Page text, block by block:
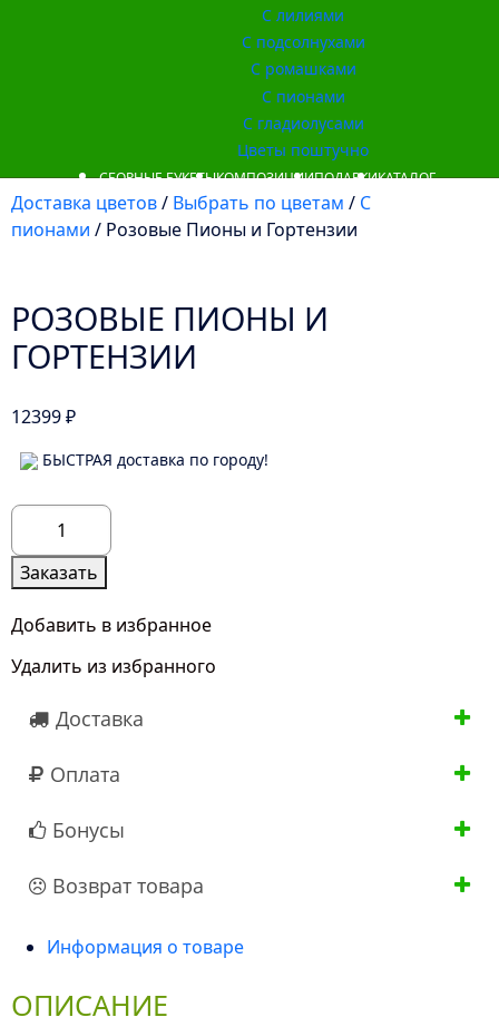
С лилиями
С подсолнухами
С ромашками
С пионами
С гладиолусами
Цветы поштучно
СБОРНЫЕ БУКЕТЫКОМПОЗИЦИИПОДАРКИКАТАЛОГ
Доставка цветов/ Выбрать по цветам / С
пионами / Розовые Пионы и Гортензии
РОЗОВЫЕ ПИОНЫ И
ГОРТЕНЗИИ
12399₽
БЫСТРАЯ доставка по городу!
Количество
товара
Розовые
Пионы
и
Заказать
Добавить в избранное
Удалить из избранного
Доставка
Оплата
Бонусы
Возврат товара
Информация о товаре
ОПИСАНИЕ